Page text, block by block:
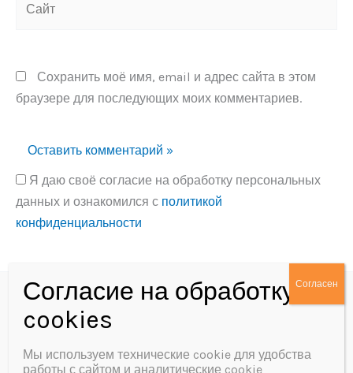
Сохранить моё имя, email и адрес сайта в этом
браузере для последующих моих комментариев.
Я даю своё согласие на обработку персональных
данных и ознакомился с политикой
конфиденциальности
Политика конфиденциальности
Мы используем технические cookie для удобства
работы с сайтом и аналитические cookie